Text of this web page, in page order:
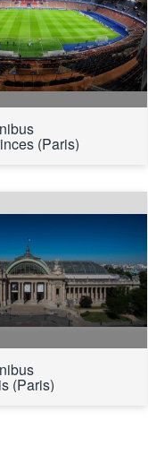
(Paris)
(Paris)